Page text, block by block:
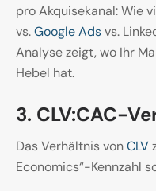
pro Akquisekanal: Wie
vs.Google Adsvs.
Analyse zeigt, wo Ihr
Hebel hat.
3. CLV:CAC-
Das Verhältnis vonCLV
Economics“-Kennzahl